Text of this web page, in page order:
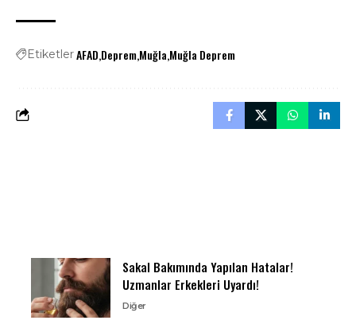
EtiketlerAFAD DepremMuğla Muğla Deprem
Sakal Bakımında Yapılan Hatalar!
Uzmanlar Erkekleri Uyardı!
Diğer